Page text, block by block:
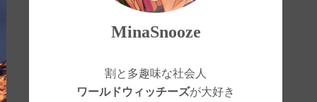
MinaSnooze
割と多趣味な社会人
ワールドウィッチーズが大好き